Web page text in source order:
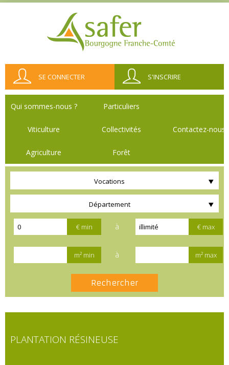
SE CONNECTER S'INSCRIRE
Qui sommes-nous ?
Viticulture
Agriculture
Particuliers
Collectivités
Forêt
Contactez-nous
Vocations
Département
€ min à € max
m² min à m² max
PLANTATION RÉSINEUSE